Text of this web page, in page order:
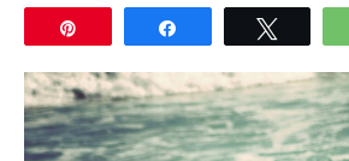
Compartir